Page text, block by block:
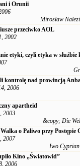
i Orunii
Mirosław
przeciwko AOL
2002
etyki, czyli etyka w służbie
kontrolę nad prowincją
2006
apartheid
2003
&copy; Die
o Paliwo przy Postępie
2007
Iwo
Kino „Światowid”
2006